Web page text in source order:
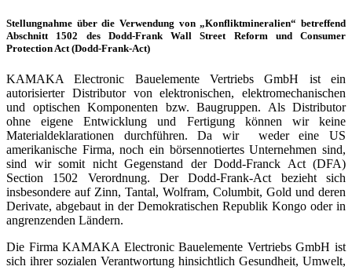
Stellungnahme über die Verwendung von „Konfliktmineralien“ betreffend
Abschnitt 1502 des Dodd-Frank Wall Street Reform und Consumer
Protection Act (Dodd-Frank-Act)
KAMAKA Electronic Bauelemente Vertriebs GmbH ist ein
autorisierter Distributor von elektronischen, elektromechanischen
und optischen Komponenten bzw. Baugruppen. Als Distributor
ohne eigene Entwicklung und Fertigung können wir keine
Materialdeklarationen durchführen. Da wir weder eine US
amerikanische Firma, noch ein börsennotiertes Unternehmen sind,
sind wir somit nicht Gegenstand der Dodd-Franck Act (DFA)
Section 1502 Verordnung. Der Dodd-Frank-Act bezieht sich
insbesondere auf Zinn, Tantal, Wolfram, Columbit, Gold und deren
Derivate, abgebaut in der Demokratischen Republik Kongo oder in
angrenzenden Ländern.
Die Firma KAMAKA Electronic Bauelemente Vertriebs GmbH ist
sich ihrer sozialen Verantwortung hinsichtlich Gesundheit, Umwelt,